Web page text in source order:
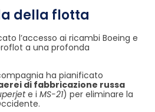
della flotta
l’accesso ai ricambi Boeing e
a una profonda
ha pianificato
di fabbricazione russa
e i MS-21) per eliminare la